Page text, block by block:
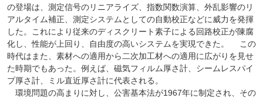
の登場は、測定信号のリニアライズ、指数関数演算、外乱影響のリ
アルタイム補正、測定システムとしての自動校正などに威力を発揮
した。これにより従来のディスクリート素子による回路校正が陳腐
化し、性能が上回り、自由度の高いシステムを実現できた。 この
時代はまた、素材への適用から二次加工材への適用に広がりを見せ
た時期でもあった。例えば、磁気フィルム厚さ計、シームレスパイ
プ厚さ計、ミル直近厚さ計に代表される。
環境問題の高まりに対し、公害基本法が1967年に制定され、その